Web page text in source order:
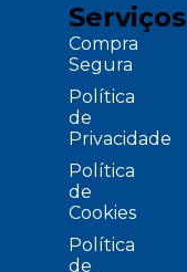
Serviços
Compra
Segura
Política
de
Privacidade
Política
de
Cookies
Política
de